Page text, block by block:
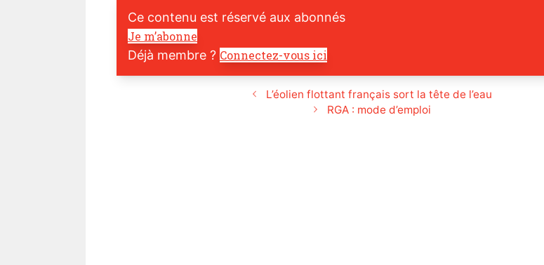
Ce contenu est réservé aux abonnés
Je m’abonne
Déjà membre ? Connectez-vous ici
L’éolien flottant français sort la tête de l’eau
RGA : mode d’emploi